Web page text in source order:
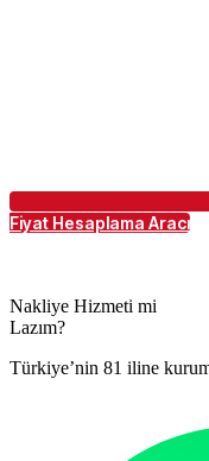
Fiyat Hesaplama Aracı
Nakliye Hizmeti mi
Lazım?
Türkiye’nin 81 iline